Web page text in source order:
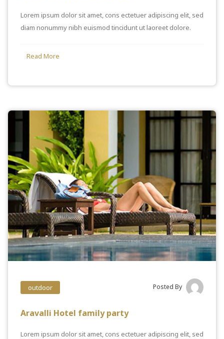
Lorem ipsum dolor sit amet, cons ectetuer adipiscing elit, sed
diam nonummy nibh euismod tincidunt ut laoreet dolore.
Read More
outdoor Posted By
Aravalli Hotel family party
Lorem ipsum dolor sit amet, cons ectetuer adipiscing elit, sed